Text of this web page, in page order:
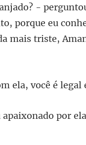
porque eu
ela,
ixonado por